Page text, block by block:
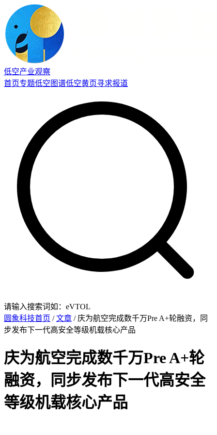
低空产业观察
首页专题低空图谱低空黄页寻求报道
请输入搜索词如：eVTOL
圆象科技首页 /文章 / 庆为航空完成数千万Pre A+轮融资，同
步发布下一代高安全等级机载核心产品
庆为航空完成数千万Pre A+轮
融资，同步发布下一代高安全
等级机载核心产品